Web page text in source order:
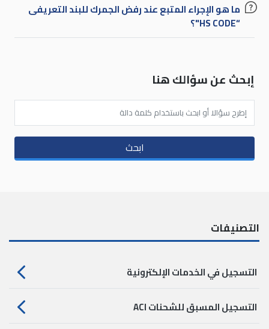
ما هو الإجراء المتبع عند رفض الجمرك للبند التعريفى
“HS CODE"؟
إبحث عن سؤالك هنا
ابحث
التصنيفات
التسجيل في الخدمات الإلكترونية
التسجيل المسبق للشحنات ACI